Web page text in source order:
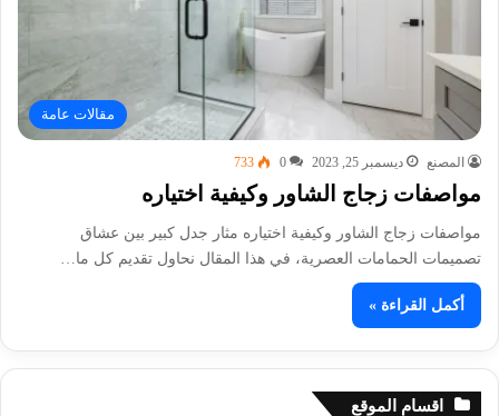
مقالات عامة
المصنع ديسمبر 25, 2023 0
733
مواصفات زجاج الشاور وكيفية اختياره
مواصفات زجاج الشاور وكيفية اختياره مثار جدل كبير بين عشاق
تصميمات الحمامات العصرية، في هذا المقال نحاول تقديم كل ما…
أكمل القراءة »
اقسام الموقع